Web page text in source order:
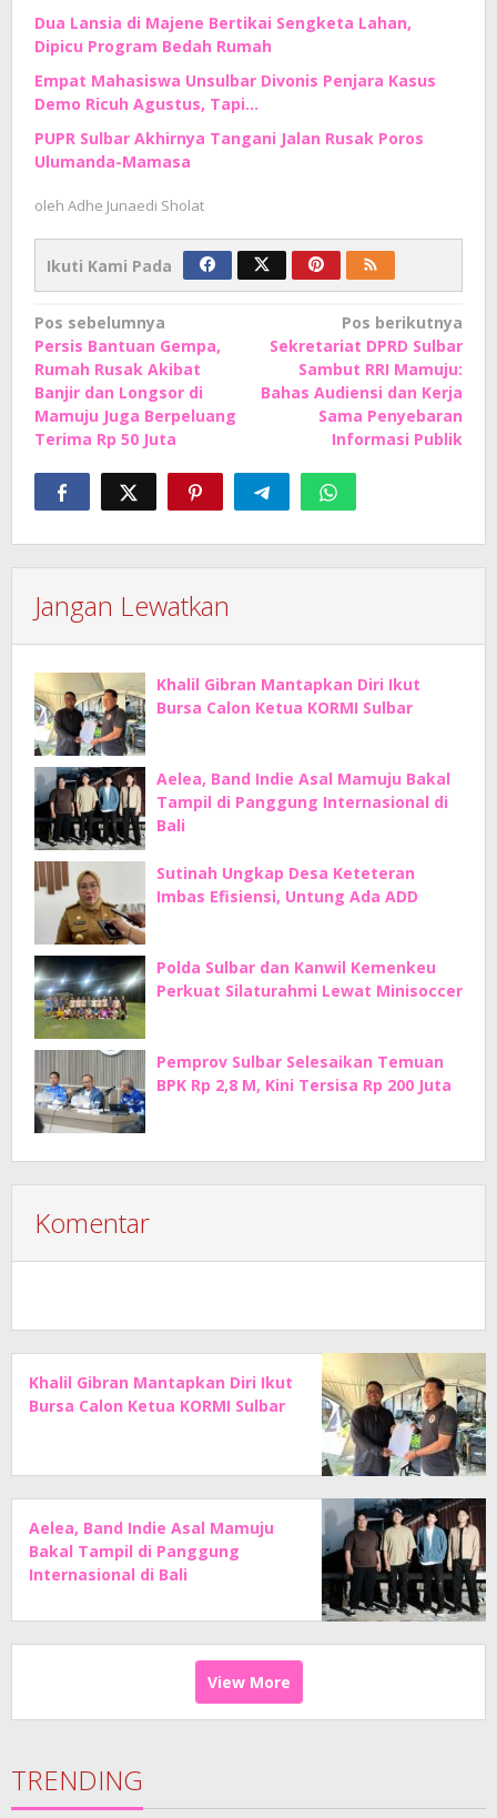
Dua Lansia di Majene Bertikai Sengketa Lahan,
Dipicu Program Bedah Rumah
Empat Mahasiswa Unsulbar Divonis Penjara Kasus
Demo Ricuh Agustus, Tapi…
PUPR Sulbar Akhirnya Tangani Jalan Rusak Poros
Ulumanda-Mamasa
oleh Adhe Junaedi Sholat
Ikuti Kami Pada
Navigasi
pos
Pos sebelumnya
Persis Bantuan Gempa,
Rumah Rusak Akibat
Banjir dan Longsor di
Mamuju Juga Berpeluang
Terima Rp 50 Juta
Pos berikutnya
Sekretariat DPRD Sulbar
Sambut RRI Mamuju:
Bahas Audiensi dan Kerja
Sama Penyebaran
Informasi Publik
Jangan Lewatkan
Khalil Gibran Mantapkan Diri Ikut
Bursa Calon Ketua KORMI Sulbar
Aelea, Band Indie Asal Mamuju Bakal
Tampil di Panggung Internasional di
Bali
Sutinah Ungkap Desa Keteteran
Imbas Efisiensi, Untung Ada ADD
Polda Sulbar dan Kanwil Kemenkeu
Perkuat Silaturahmi Lewat Minisoccer
Pemprov Sulbar Selesaikan Temuan
BPK Rp 2,8 M, Kini Tersisa Rp 200 Juta
Komentar
Khalil Gibran Mantapkan Diri Ikut
Bursa Calon Ketua KORMI Sulbar
Aelea, Band Indie Asal Mamuju
Bakal Tampil di Panggung
Internasional di Bali
View More
TRENDING